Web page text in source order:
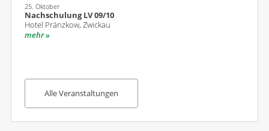
25. Oktober
Nachschulung LV 09/10
Hotel Pränzkow, Zwickau
mehr
Alle Veranstaltungen